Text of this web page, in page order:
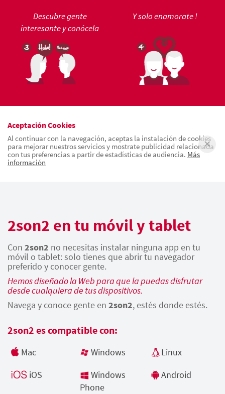
Descubre gente
interesante y conócela
Y solo enamorate !
Aceptación Cookies
Al continuar con la navegación, aceptas la instalación de cookies
para mejorar nuestros servicios y mostrate publicidad relacionada
con tus preferencias a partir de estadísticas de audiencia. Más
información
2son2 en tu móvil y tablet
Con 2son2 no necesitas instalar ninguna app en tu
móvil o tablet: solo tienes que abrir tu navegador
preferido y conocer gente.
Hemos diseñado la Web para que la puedas disfrutar
desde cualquiera de tus dispositivos.
Navega y conoce gente en 2son2, estés donde estés.
2son2 es compatible con:
Mac Windows
Linux
iOS
Windows
Phone
Android